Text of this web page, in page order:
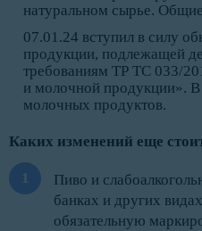
натуральном сырье.
07.01.24 вступил в силу
продукции, подлежащей
требованиям ТР ТС 033/
и молочной продукции».
молочных продуктов.
Каких изменений еще
Пиво и
банках и других
обязательную